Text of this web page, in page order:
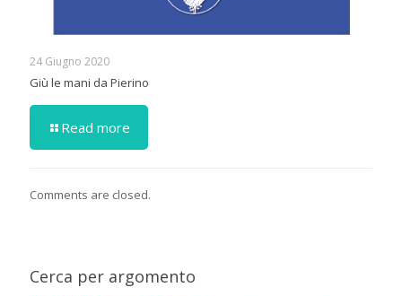
24 Giugno 2020
Giù le mani da Pierino
Read more
Comments are closed.
Cerca per argomento